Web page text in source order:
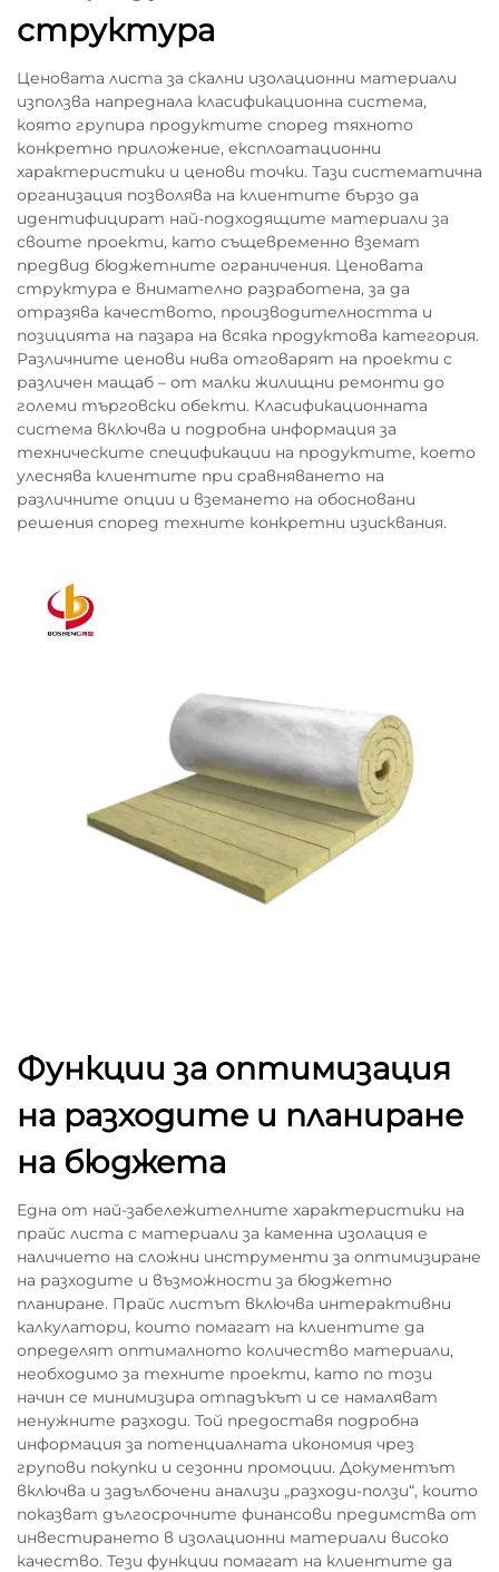
структура
Ценовата листа за скални изолационни материали
използва напреднала класификационна система,
която групира продуктите според тяхното
конкретно приложение, експлоатационни
характеристики и ценови точки. Тази систематична
организация позволява на клиентите бързо да
идентифицират най-подходящите материали за
своите проекти, като същевременно вземат
предвид бюджетните ограничения. Ценовата
структура е внимателно разработена, за да
отразява качеството, производителността и
позицията на пазара на всяка продуктовa категория.
Различните ценови нива отговарят на проекти с
различен мащаб – от малки жилищни ремонти до
големи търговски обекти. Класификационната
система включва и подробна информация за
техническите спецификации на продуктите, което
улеснява клиентите при сравняването на
различните опции и вземането на обосновани
решения според техните конкретни изисквания.
Функции за оптимизация
на разходите и планиране
на бюджета
Една от най-забележителните характеристики на
прайс листа с материали за каменна изолация е
наличието на сложни инструменти за оптимизиране
на разходите и възможности за бюджетно
планиране. Прайс листът включва интерактивни
калкулатори, които помагат на клиентите да
определят оптималното количество материали,
необходимо за техните проекти, като по този
начин се минимизира отпадъкът и се намаляват
ненужните разходи. Той предоставя подробна
информация за потенциалната икономия чрез
групови покупки и сезонни промоции. Документът
включва и задълбочени анализи „разходи-ползи“, които
показват дългосрочните финансови предимства от
инвестирането в изолационни материали високо
качество. Тези функции помагат на клиентите да